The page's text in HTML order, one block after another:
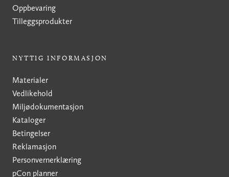
Oppbevaring
Tilleggsprodukter
NYTTIG INFORMASJON
Materialer
Vedlikehold
Miljødokumentasjon
Kataloger
Betingelser
Reklamasjon
Personvernerklæring
pCon planner